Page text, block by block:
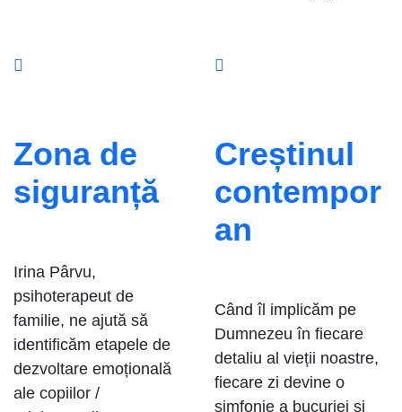
Zona de
siguranță
Irina Pârvu,
psihoterapeut de
familie, ne ajută să
identificăm etapele de
dezvoltare emoțională
ale copiilor /
Creștinul
contempor
an
Când îl implicăm pe
Dumnezeu în fiecare
detaliu al vieții noastre,
fiecare zi devine o
simfonie a bucuriei și